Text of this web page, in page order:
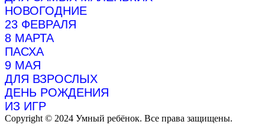
НОВОГОДНИЕ
23 ФЕВРАЛЯ
8 МАРТА
ПАСХА
9 МАЯ
ДЛЯ ВЗРОСЛЫХ
ДЕНЬ РОЖДЕНИЯ
ИЗ ИГР
Copyright © 2024 Умный ребёнок. Все права защищены.